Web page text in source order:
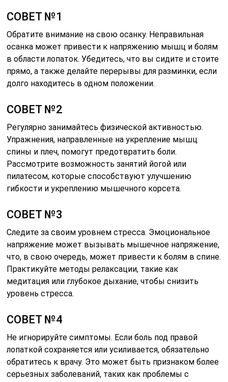
СОВЕТ №1
Обратите внимание на свою осанку. Неправильная
осанка может привести к напряжению мышц и болям
в области лопаток. Убедитесь, что вы сидите и стоите
прямо, а также делайте перерывы для разминки, если
долго находитесь в одном положении.
СОВЕТ №2
Регулярно занимайтесь физической активностью.
Упражнения, направленные на укрепление мышц
спины и плеч, помогут предотвратить боли.
Рассмотрите возможность занятий йогой или
пилатесом, которые способствуют улучшению
гибкости и укреплению мышечного корсета.
СОВЕТ №3
Следите за своим уровнем стресса. Эмоциональное
напряжение может вызывать мышечное напряжение,
что, в свою очередь, может привести к болям в спине.
Практикуйте методы релаксации, такие как
медитация или глубокое дыхание, чтобы снизить
уровень стресса.
СОВЕТ №4
Не игнорируйте симптомы. Если боль под правой
лопаткой сохраняется или усиливается, обязательно
обратитесь к врачу. Это может быть признаком более
серьезных заболеваний, таких как проблемы с